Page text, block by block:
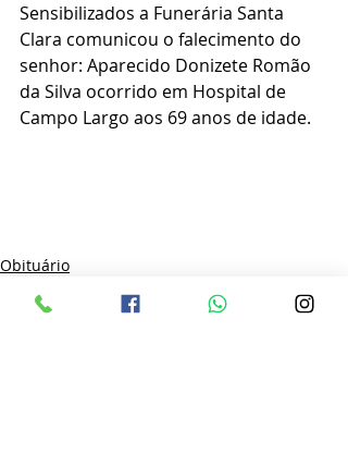
Sensibilizados a Funerária Santa
Clara comunicou o falecimento do
senhor: Aparecido Donizete Romão
da Silva ocorrido em Hospital de
Campo Largo aos 69 anos de idade.
Obituário